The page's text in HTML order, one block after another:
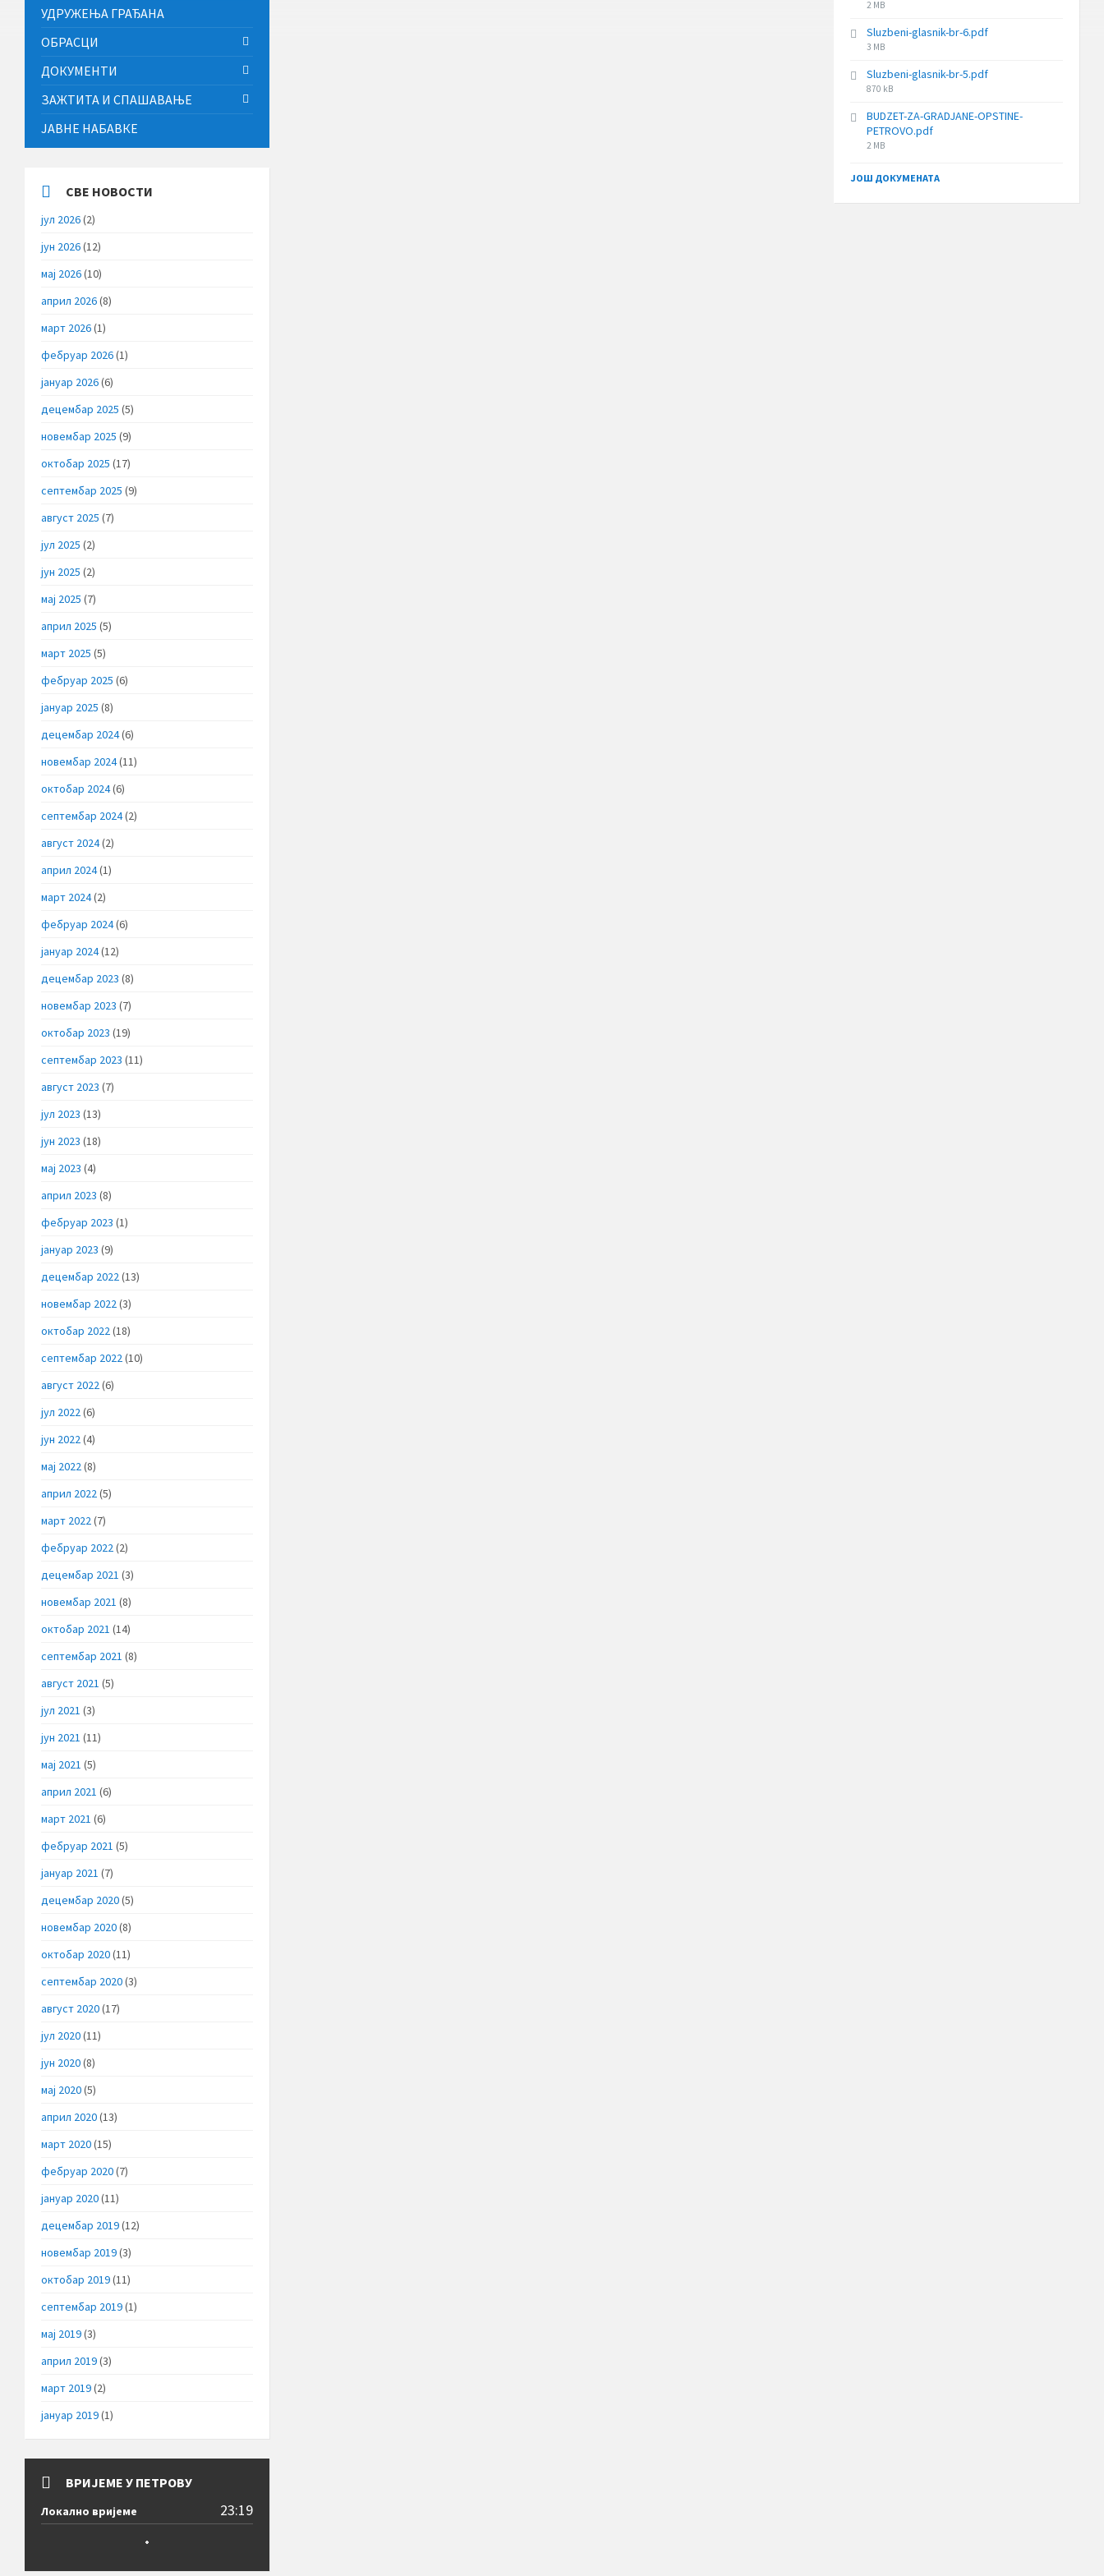
УДРУЖЕЊА ГРАЂАНА
ОБРАСЦИ
ДОКУМЕНТИ
ЗАЖТИТА И СПАШАВАЊЕ
ЈАВНЕ НАБАВКЕ
СВЕ НОВОСТИ
јул 2026(2)
јун 2026(12)
мај 2026(10)
април 2026(8)
март 2026(1)
фебруар 2026(1)
јануар 2026(6)
децембар 2025 (5)
новембар 2025 (9)
октобар 2025 (17)
септембар 2025 (9)
август 2025 (7)
јул 2025 (2)
јун 2025 (2)
мај 2025 (7)
април 2025 (5)
март 2025 (5)
фебруар 2025 (6)
јануар 2025 (8)
децембар 2024(6)
новембар 2024(11)
октобар 2024(6)
септембар 2024(2)
август 2024(2)
април 2024(1)
март 2024(2)
фебруар 2024(6)
јануар 2024(12)
децембар 2023 (8)
новембар 2023 (7)
октобар 2023 (19)
септембар 2023 (11)
август 2023 (7)
јул 2023 (13)
јун 2023 (18)
мај 2023 (4)
април 2023 (8)
фебруар 2023 (1)
јануар 2023 (9)
децембар 2022(13)
новембар 2022(3)
октобар 2022(18)
септембар 2022(10)
август 2022(6)
јул 2022(6)
јун 2022(4)
мај 2022(8)
април 2022(5)
март 2022(7)
фебруар 2022(2)
децембар 2021 (3)
новембар 2021 (8)
октобар 2021 (14)
септембар 2021 (8)
август 2021 (5)
јул 2021 (3)
јун 2021 (11)
мај 2021 (5)
април 2021 (6)
март 2021 (6)
фебруар 2021 (5)
јануар 2021 (7)
децембар 2020(5)
новембар 2020(8)
октобар 2020(11)
септембар 2020(3)
август 2020(17)
јул 2020(11)
јун 2020(8)
мај 2020(5)
април 2020(13)
март 2020(15)
фебруар 2020(7)
јануар 2020(11)
децембар 2019(12)
новембар 2019(3)
октобар 2019(11)
септембар 2019(1)
мај 2019(3)
април 2019(3)
март 2019(2)
јануар 2019(1)
ВРИЈЕМЕ У ПЕТРОВУ
Локално вријеме 23:19
File
2 MB
Sluzbeni-glasnik-br-6.pdf
File
3 MB
Sluzbeni-glasnik-br-5.pdf
File
870 kB
BUDZET-ZA-GRADJANE-OPSTINE-
PETROVO.pdf
File
2 MB
ЈОШ ДОКУМЕНАТА